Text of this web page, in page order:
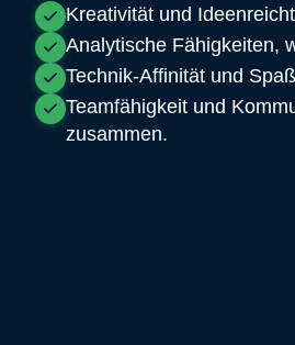
Kreativität und
Analytische Fähigkeiten,
Technik-Affinität und
Teamfähigkeit und
zusammen.